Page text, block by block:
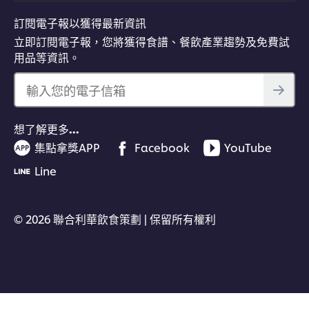
訂閱電子報以獲得最新資訊
立即訂閱電子報，您將獲得食譜、餐飲產業趨勢及免費試
用品等資訊。
輸入您的電子信箱
想了解更多…
集點拿獎APP
Facebook
YouTube
Line
© 2026 聯合利華飲食策劃 | 保留所有權利